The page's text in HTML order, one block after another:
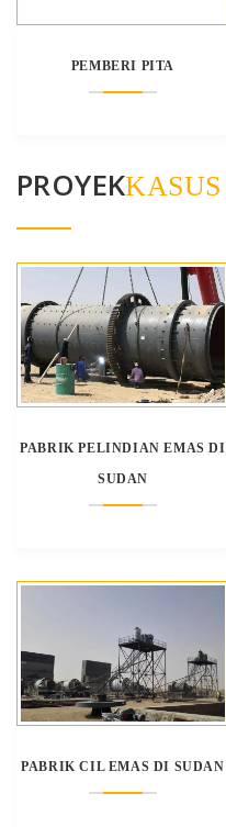
PEMBERI PITA
PROYEKKASUS
PABRIK PELINDIAN EMAS DI
SUDAN
PABRIK CIL EMAS DI SUDAN